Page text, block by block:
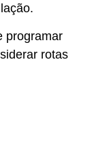
programar
rotas